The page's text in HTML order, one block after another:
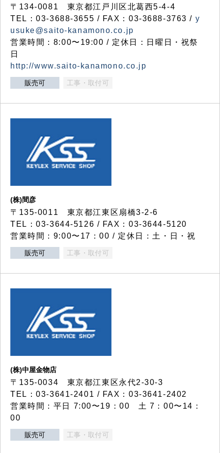
〒134-0081 東京都江戸川区北葛西5-4-4
TEL：03-3688-3655 / FAX：03-3688-3763 / y
usuke@saito-kanamono.co.jp
営業時間：8:00〜19:00 / 定休日：日曜日・祝祭
日
http://www.saito-kanamono.co.jp
販売可 工事・取付可
(株)間彦
〒135-0011 東京都江東区扇橋3-2-6
TEL：03-3644-5126 / FAX：03-3644-5120
営業時間：9:00〜17：00 / 定休日：土・日・祝
販売可 工事・取付可
(株)中屋金物店
〒135-0034 東京都江東区永代2-30-3
TEL：03-3641-2401 / FAX：03-3641-2402
営業時間：平日 7:00〜19：00 土 7：00〜14：
00
販売可 工事・取付可